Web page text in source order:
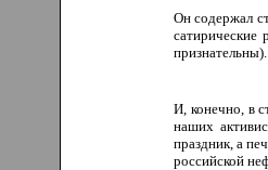
Он содержал
сатирические
признательны).
И, конечно, в
наших
праздник, а
российской